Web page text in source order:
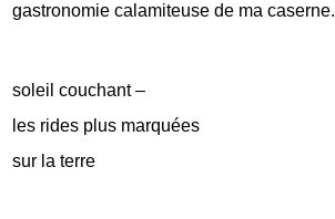
gastronomie calamiteuse de ma caserne.
soleil couchant –
les rides plus marquées
sur la terre